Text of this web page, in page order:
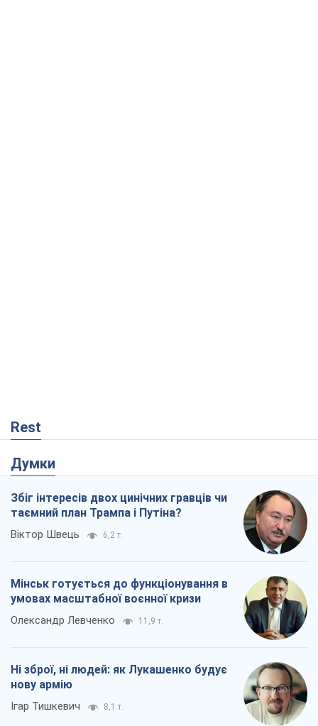
Rest
Думки
Збіг інтересів двох цинічних гравців чи
таємний план Трампа і Путіна?
Віктор Швець 6,2 т.
Мінськ готується до функціонування в
умовах масштабної воєнної кризи
Олександр Левченко 11,9 т.
Ні зброї, ні людей: як Лукашенко будує
нову армію
Ігар Тишкевич 8,1 т.